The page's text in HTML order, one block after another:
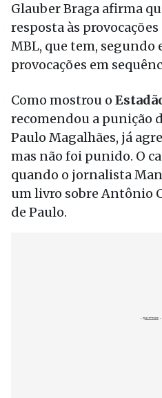
Glauber Braga afirma
resposta às
MBL, que tem, segundo
provocações em
Como mostrou o
recomendou a punição
Paulo Magalhães, já
mas não foi punido. O
quando o jornalista
um livro sobre Antônio
de Paulo.